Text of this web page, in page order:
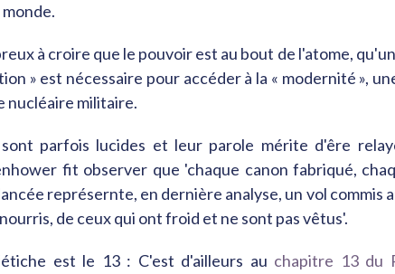
à croire que le pouvoir est au bout de l'atome,
» est nécessaire pour accéder à la « modernité »,
nucléaire militaire.
parfois lucides et leur parole mérite d'êre
fit observer que 'chaque canon fabriqué,
représernte, en dernière analyse, un vol commis
de ceux qui ont froid et ne sont pas vêtus'.
est le 13 : C'est d'ailleurs au chapitre 13 du